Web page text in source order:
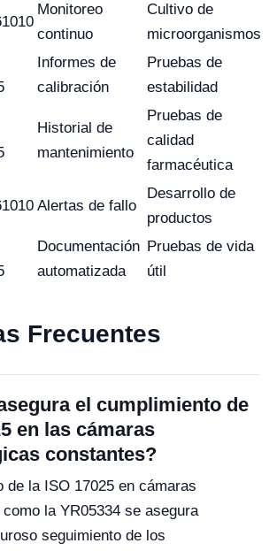
Monitoreo
continuo
Cultivo de
microorganismos
Informes de
calibración
Pruebas de
estabilidad
Historial de
mantenimiento
Pruebas de
calidad
farmacéutica
Alertas de fallo
Desarrollo de
productos
Documentación
automatizada
Pruebas de vida
útil
Frecuentes
el cumplimiento de
en las cámaras
constantes?
de la ISO 17025 en cámaras
la YR05334 se asegura
seguimiento de los